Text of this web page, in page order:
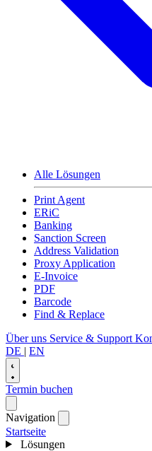
Alle Lösungen
Print Agent
ERiC
Banking
Sanction Screen
Address Validation
Proxy Application
E-Invoice
PDF
Barcode
Find & Replace
Über uns Service & Support
DE | EN
Termin buchen
Navigation
Startseite
Lösungen